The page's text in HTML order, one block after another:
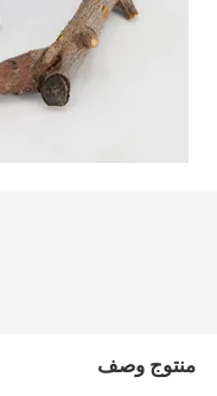
منتوج وصف